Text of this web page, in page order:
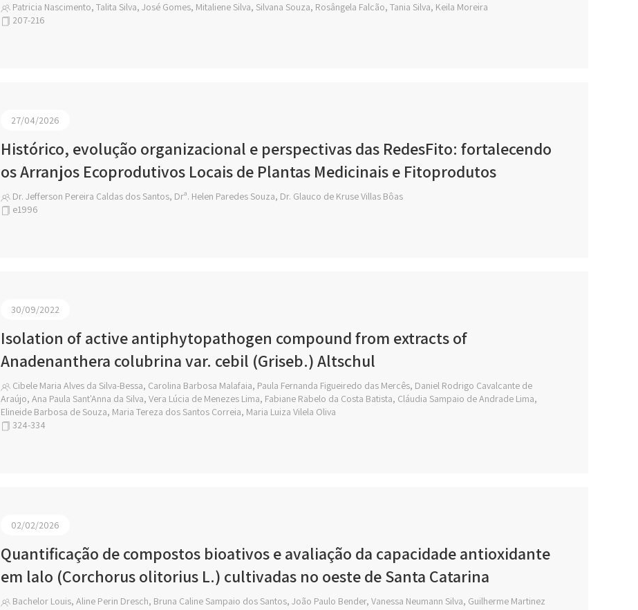
Patricia Nascimento, Talita Silva, José Gomes, Mitaliene Silva, Silvana Souza, Rosângela Falcão, Tania Silva, Keila Moreira
207-216
27/04/2026
Histórico, evolução organizacional e perspectivas das RedesFito: fortalecendo
os Arranjos Ecoprodutivos Locais de Plantas Medicinais e Fitoprodutos
Dr. Jefferson Pereira Caldas dos Santos, Drª. Helen Paredes Souza, Dr. Glauco de Kruse Villas Bôas
e1996
30/09/2022
Isolation of active antiphytopathogen compound from extracts of
Anadenanthera colubrina var. cebil (Griseb.) Altschul
Cibele Maria Alves da Silva-Bessa, Carolina Barbosa Malafaia, Paula Fernanda Figueiredo das Mercês, Daniel Rodrigo Cavalcante de
Araújo, Ana Paula Sant'Anna da Silva, Vera Lúcia de Menezes Lima, Fabiane Rabelo da Costa Batista, Cláudia Sampaio de Andrade Lima,
Elineide Barbosa de Souza, Maria Tereza dos Santos Correia, Maria Luiza Vilela Oliva
324-334
02/02/2026
Quantificação de compostos bioativos e avaliação da capacidade antioxidante
em lalo (Corchorus olitorius L.) cultivadas no oeste de Santa Catarina
Bachelor Louis, Aline Perin Dresch, Bruna Caline Sampaio dos Santos, João Paulo Bender, Vanessa Neumann Silva, Guilherme Martinez